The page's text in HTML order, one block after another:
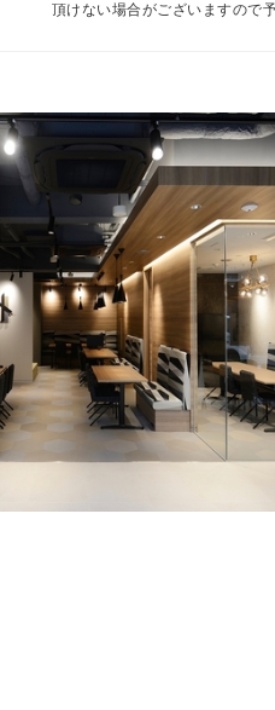
頂けない場合がございますので